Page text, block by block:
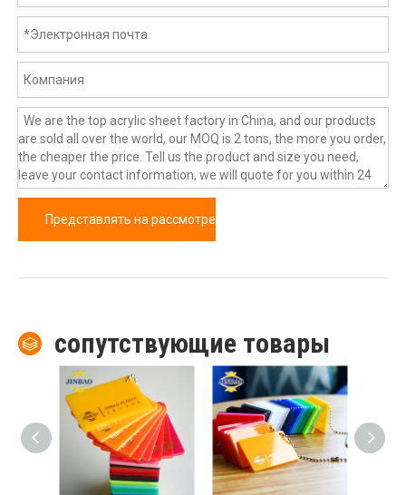
Представлять на рассмотрение
сопутствующие товары